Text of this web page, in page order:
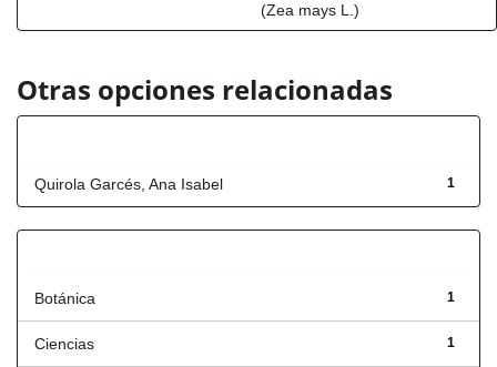
(Zea mays L.)
Otras opciones relacionadas
1
Quirola Garcés, Ana Isabel
1
Botánica
1
Ciencias